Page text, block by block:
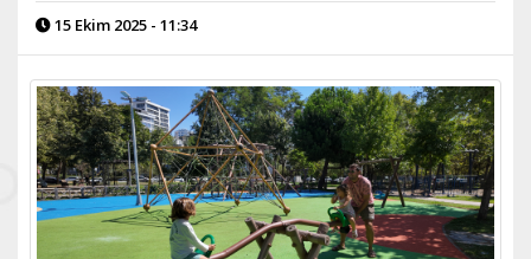
15 Ekim 2025 - 11:34